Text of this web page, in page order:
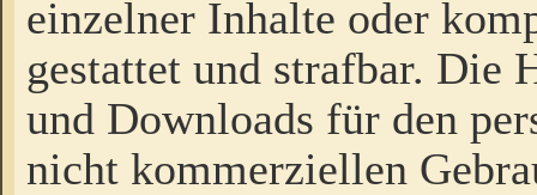
einzelner Inhalte oder
gestattet und strafbar. Die
und Downloads für den
nicht kommerziellen